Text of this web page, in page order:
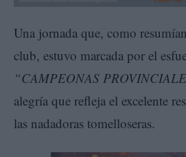
Una jornada que, como
club, estuvo marcada por el
“CAMPEONAS
alegría que refleja el excelente
las nadadoras tomelloseras.